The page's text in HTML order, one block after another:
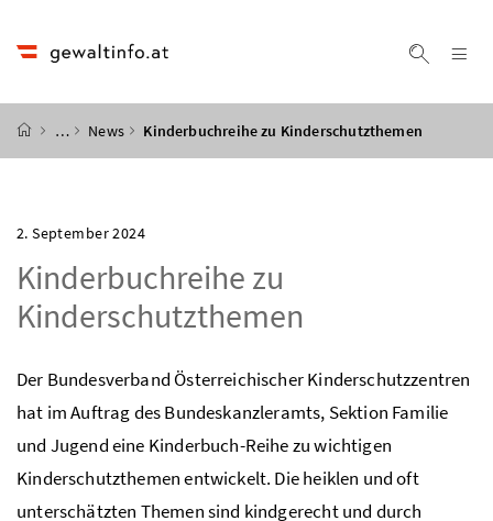
Startseite
… News Kinderbuchreihe zu Kinderschutzthemen
2. September 2024
Kinderbuchreihe zu
Kinderschutzthemen
Der Bundesverband Österreichischer Kinderschutzzentren
hat im Auftrag des Bundeskanzleramts, Sektion Familie
und Jugend eine Kinderbuch-Reihe zu wichtigen
Kinderschutzthemen entwickelt. Die heiklen und oft
unterschätzten Themen sind kindgerecht und durch